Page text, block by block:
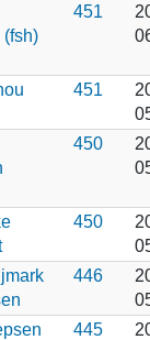
(fsh)
451
451
450
450
446
445